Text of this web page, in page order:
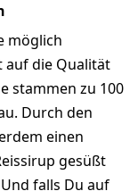
möglich
auf die Qualität
stammen zu 100
Durch den
einen
gesüßt
falls Du auf